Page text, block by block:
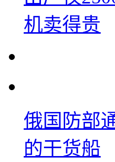
机卖得贵
俄国防部
的干货船